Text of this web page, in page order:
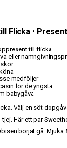
Flicka •
till flicka
eller
medföljer
för de yngsta
babygåva
Välj en söt
tjej. Här ett par
börjat gå.